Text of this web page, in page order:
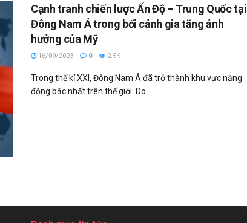
Cạnh tranh chiến lược Ấn Độ – Trung Quốc tại
Đông Nam Á trong bối cảnh gia tăng ảnh
hưởng của Mỹ
16/09/2023 0 2.5K
Trong thế kỉ XXI, Đông Nam Á đã trở thành khu vực năng
động bậc nhất trên thế giới. Do ...